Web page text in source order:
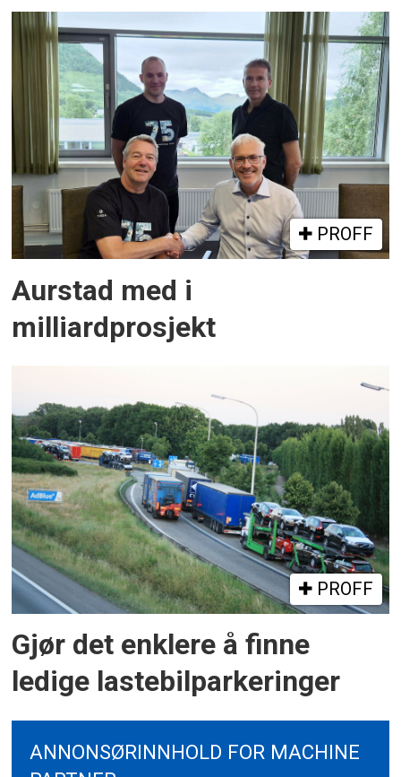
PROFF
Aurstad med i
milliardprosjekt
PROFF
Gjør det enklere å finne
ledige lastebilparkeringer
ANNONSØRINNHOLD FOR MACHINE